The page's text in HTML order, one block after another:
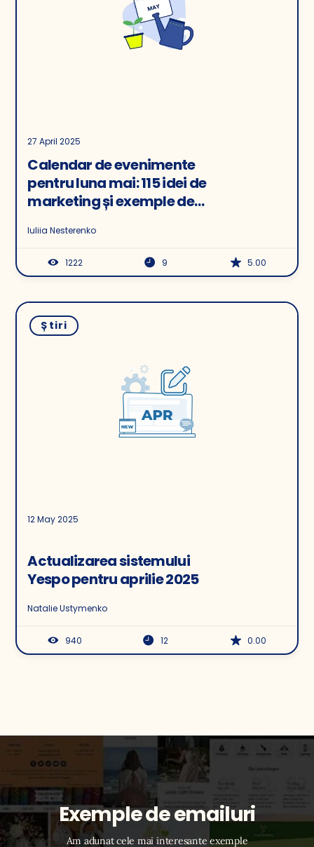
27 April 2025
Calendar de evenimente
pentru luna mai: 115 idei de
marketing și exemple de
Iuliia Nesterenko
1222 9 5.00
Știri
12 May 2025
Actualizarea sistemului
Yespo pentru aprilie 2025
Natalie Ustymenko
940 12 0.00
Exemple de emailuri
Am adunat cele mai interesante exemple